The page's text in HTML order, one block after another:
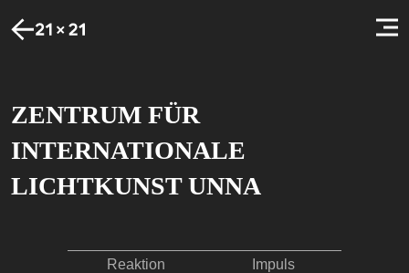
ZENTRUM FÜR
INTERNATIONALE
LICHTKUNST UNNA
Reaktion Impuls